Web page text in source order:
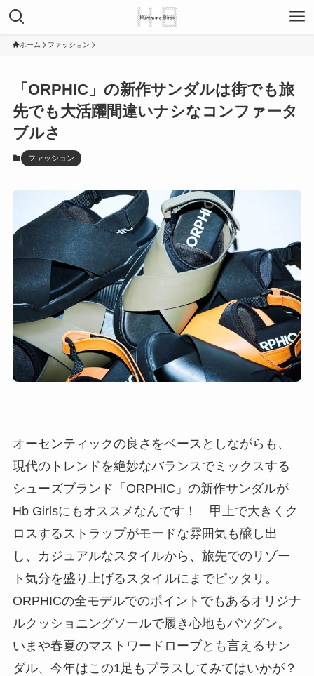
ホーム ファッション
「ORPHIC」の新作サンダルは街でも旅
先でも大活躍間違いナシなコンファータ
ブルさ
ファッション
オーセンティックの良さをベースとしながらも、
現代のトレンドを絶妙なバランスでミックスする
シューズブランド「ORPHIC」の新作サンダルが
Hb Girlsにもオススメなんです！ 甲上で大きくク
ロスするストラップがモードな雰囲気も醸し出
し、カジュアルなスタイルから、旅先でのリゾー
ト気分を盛り上げるスタイルにまでピッタリ。
ORPHICの全モデルでのポイントでもあるオリジナ
ルクッショニングソールで履き心地もバツグン。
いまや春夏のマストワードローブとも言えるサン
ダル、今年はこの1足もプラスしてみてはいかが？